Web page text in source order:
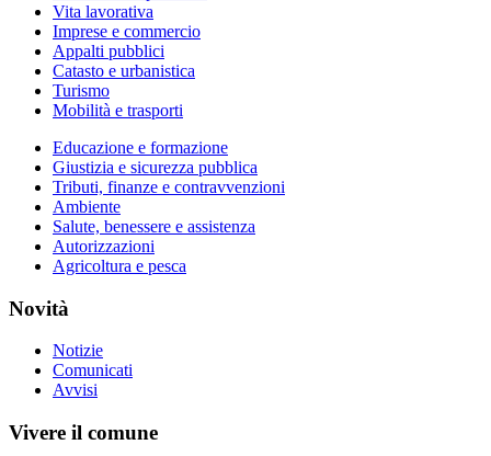
Vita lavorativa
Imprese e commercio
Appalti pubblici
Catasto e urbanistica
Turismo
Mobilità e trasporti
Educazione e formazione
Giustizia e sicurezza pubblica
Tributi, finanze e contravvenzioni
Ambiente
Salute, benessere e assistenza
Autorizzazioni
Agricoltura e pesca
Novità
Notizie
Comunicati
Avvisi
Vivere il comune